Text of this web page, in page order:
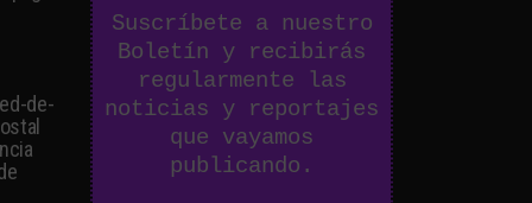
de-
Suscríbete a nuestro
Boletín y recibirás
regularmente las
noticias y reportajes
que vayamos
publicando.